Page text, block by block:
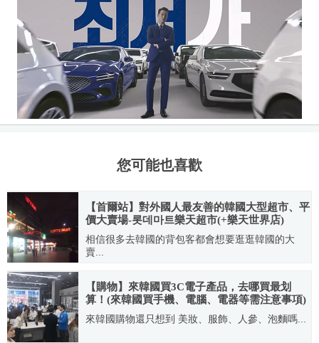
您可能也喜歡
【首爾站】對外國人最友善的韓國大型超市、平
價大賣場-롯데마트樂天超市(+樂天世界店)
相信很多去韓國的背包客都會想要逛逛韓國的大
賣...
2010.01.30
【購物】來韓國買3C電子產品，去哪買最划
算！(來韓國買手機、電腦、電器等需注意事項)
來韓國購物還只想到 美妝、服飾、人參、泡麵嗎...